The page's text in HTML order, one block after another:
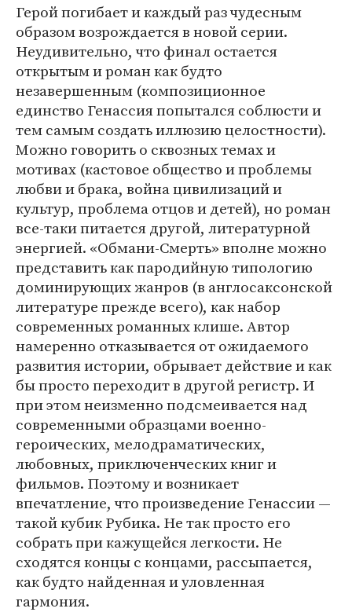
Герой погибает и каждый раз чудесным
образом возрождается в новой серии.
Неудивительно, что финал остается
открытым и роман как будто
незавершенным (композиционное
единство Генассия попытался соблюсти и
тем самым создать иллюзию целостности).
Можно говорить о сквозных темах и
мотивах (кастовое общество и проблемы
любви и брака, война цивилизаций и
культур, проблема отцов и детей), но роман
все-таки питается другой, литературной
энергией. «Обмани-Смерть» вполне можно
представить как пародийную типологию
доминирующих жанров (в англосаксонской
литературе прежде всего), как набор
современных романных клише. Автор
намеренно отказывается от ожидаемого
развития истории, обрывает действие и как
бы просто переходит в другой регистр. И
при этом неизменно подсмеивается над
современными образцами военно-
героических, мелодраматических,
любовных, приключенческих книг и
фильмов. Поэтому и возникает
впечатление, что произведение Генассии —
такой кубик Рубика. Не так просто его
собрать при кажущейся легкости. Не
сходятся концы с концами, рассыпается,
как будто найденная и уловленная
гармония.